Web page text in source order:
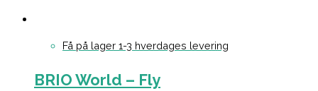
Få på lager 1-3 hverdages levering
BRIO World – Fly